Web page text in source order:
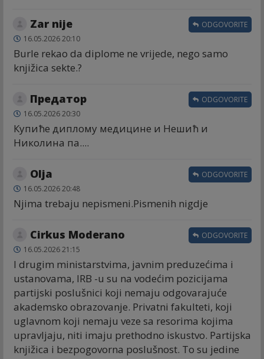
Zar nije
16.05.2026 20:10
Burle rekao da diplome ne vrijede, nego samo
knjižica sekte.?
ODGOVORITE
Предатор
16.05.2026 20:30
Купиће диплому медицине и Нешић и
Николина па....
ODGOVORITE
Olja
16.05.2026 20:48
Njima trebaju nepismeni.Pismenih nigdje
ODGOVORITE
Cirkus Moderano
16.05.2026 21:15
I drugim ministarstvima, javnim preduzećima i
ustanovama, IRB -u su na vodećim pozicijama
partijski poslušnici koji nemaju odgovarajuće
akademsko obrazovanje. Privatni fakulteti, koji
uglavnom koji nemaju veze sa resorima kojima
upravljaju, niti imaju prethodno iskustvo. Partijska
knjižica i bezpogovorna poslušnost. To su jedine
ODGOVORITE